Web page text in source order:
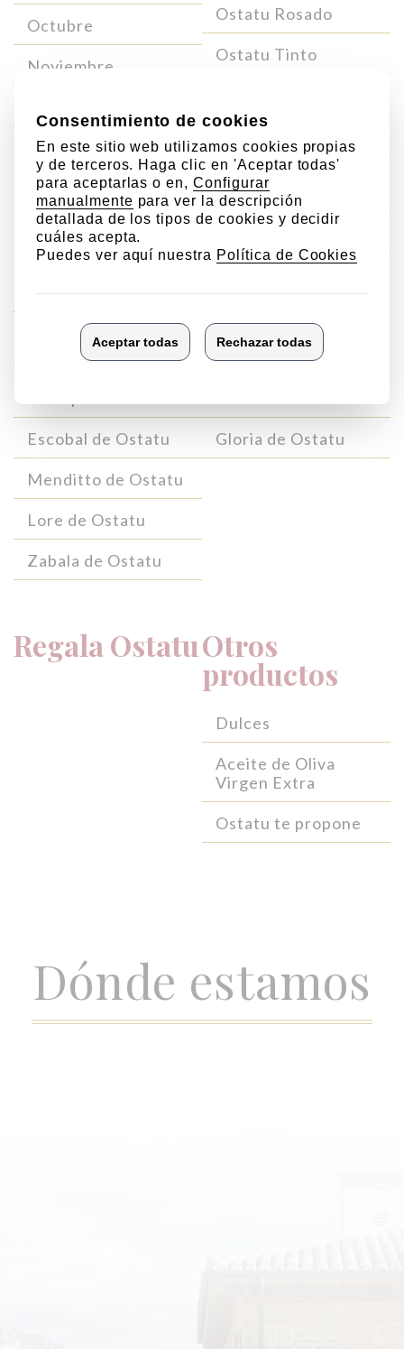
Octubre
Noviembre
Ostatu Rosado
Ostatu Tinto
Ostatu Blanco Gran
Reserva
Vinos
Parcelarios
Escobal de Ostatu
Menditto de Ostatu
Lore de Ostatu
Zabala de Ostatu
Vinos
singulares
Gloria de Ostatu
Regala OstatuOtros
productos
Dulces
Aceite de Oliva
Virgen Extra
Ostatu te propone
Dónde estamos